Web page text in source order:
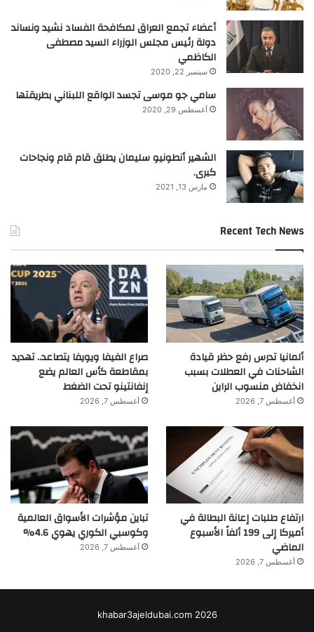
أعضاء تجمع العراق لمكافحة الفساد نشيد ونساند
دولة رئيس مجلس الوزراء السيد مصطفى
الكاظمي
سبتمبر 22, 2020
سامي جو موسى تجسد الواقع اللبناني بطريقتها
أغسطس 29, 2020
الشهير أنطونيو سليمان يطلق قام قام ونجاحات
كبرى.
مارس 13, 2021
Recent Tech News
ألمانيا تدرس رفع حظر قيادة
الشاحنات في العطلات بسبب
انخفاض منسوب الراين
أغسطس 7, 2026
صراع الفيفا ويويفا يتصاعد.. تهديد
بمقاطعة كأس العالم يضع
إنفانتينو تحت الضغط
أغسطس 7, 2026
ارتفاع طلبات إعانة البطالة في
أميركا إلى 199 ألفاً الأسبوع
الماضي
أغسطس 7, 2026
تباين مؤشرات الأسواق العالمية
وكوسبي الكوري يهوي 4.6%
أغسطس 7, 2026
khabar3ajeldubai.com 2026